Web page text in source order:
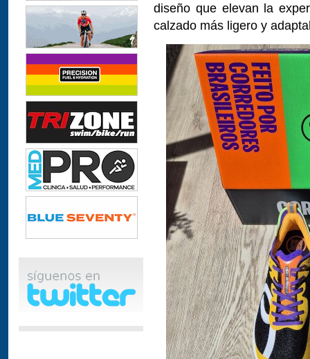
diseño que elevan la
calzado más ligero y